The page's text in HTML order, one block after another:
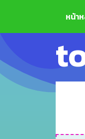
หน้า